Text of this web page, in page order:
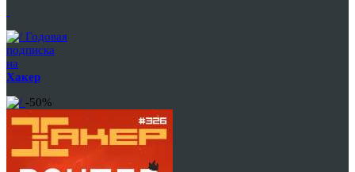
Годовая
подписка
на
Хакер
-50%